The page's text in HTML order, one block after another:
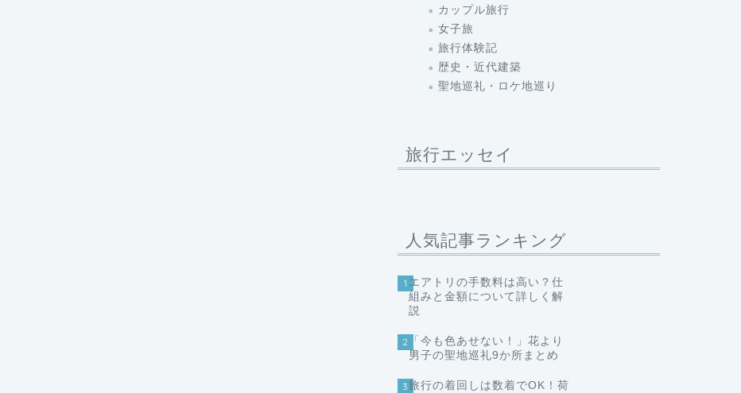
カップル旅行
女子旅
旅行体験記
歴史・近代建築
聖地巡礼・ロケ地巡り
旅行エッセイ
人気記事ランキング
1 エアトリの手数料は高い？仕
組みと金額について詳しく解
説
2 「今も色あせない！」花より
男子の聖地巡礼9か所まとめ
3旅行の着回しは数着でOK！荷